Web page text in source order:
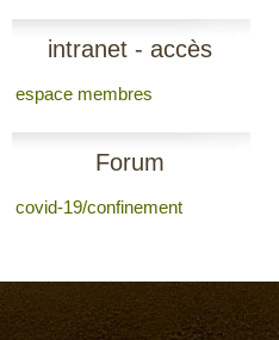
intranet - accès
membres
espace membres
Forum
covid-19/confinement